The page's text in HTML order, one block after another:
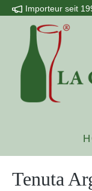
Hauptinhalt
Zur Suche
ZurImporteur seit
Tenuta